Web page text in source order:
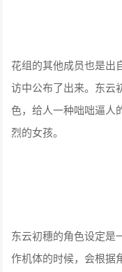
花组的其他成员也是出
访中公布了出来。东云
色，给人一种咄咄逼人
烈的女孩。
东云初穗的角色设定是
作机体的时候，会根据